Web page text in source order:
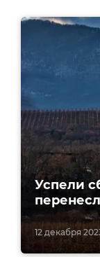
12 декабря
Успели